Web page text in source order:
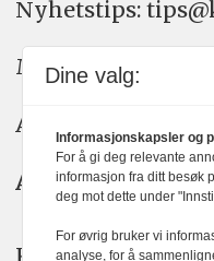
Nyhetstips:
Meninger:
Annonse:
Abonnement:
KOM24 arbeider
Dine valg:
Informasjonskapsler og
For å gi deg relevante
informasjon fra ditt besøk
deg mot dette under
For øvrig bruker vi
analyse, for å